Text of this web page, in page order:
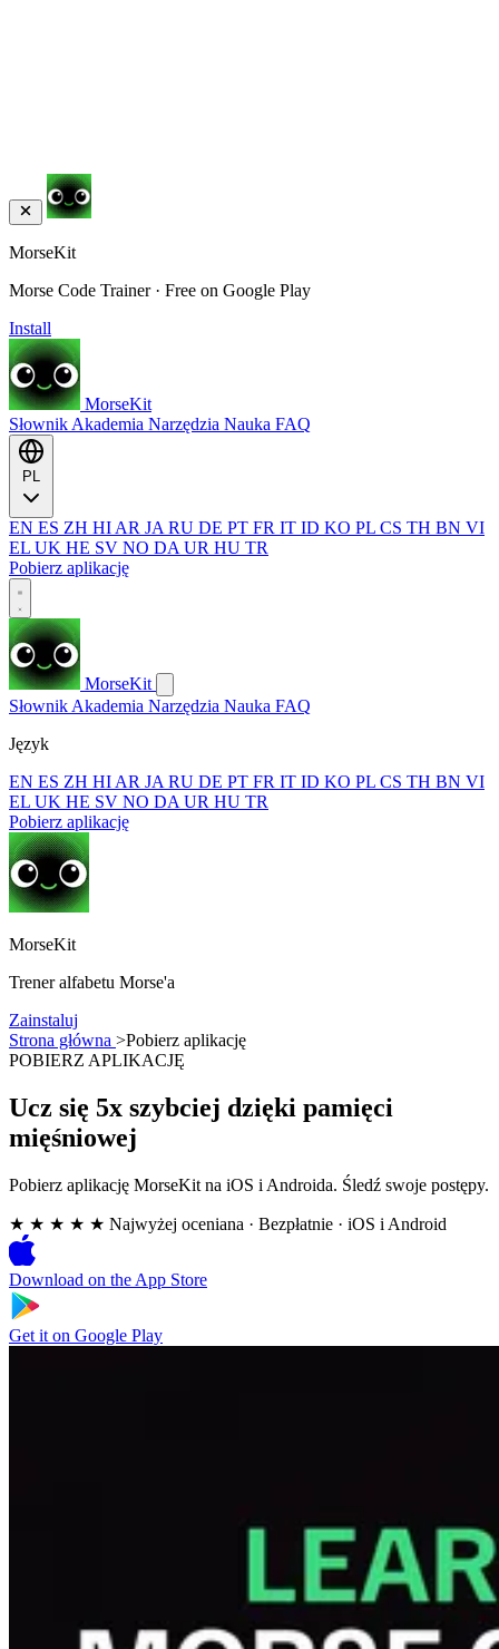
MorseKit
Morse Code Trainer · Free on Google Play
Install
MorseKit
Słownik Akademia Narzędzia Nauka FAQ
EN ES ZH HI AR JA RU DE PT FR IT ID KO PL CS TH BN VI
EL UK HE SV NO DA UR HU TR
Pobierz aplikację
MorseKit
Słownik Akademia Narzędzia Nauka FAQ
Język
EN ES ZH HI AR JA RU DE PT FR IT ID KO PL CS TH BN VI
EL UK HE SV NO DA UR HU TR
Pobierz aplikację
MorseKit
Trener alfabetu Morse'a
Zainstaluj
Strona główna >Pobierz aplikację
POBIERZ APLIKACJĘ
Ucz się 5x szybciej dzięki pamięci
mięśniowej
Pobierz aplikację MorseKit na iOS i Androida. Śledź swoje postępy.
★ ★ ★ ★ ★ Najwyżej oceniana · Bezpłatnie · iOS i Android
Download on the App Store
Get it on Google Play